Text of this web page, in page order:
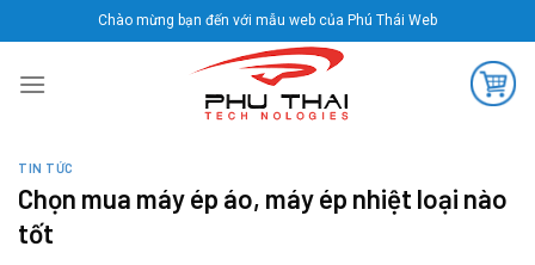
to
content
Chào mừng bạn đến với mẫu web của Phú Thái Web
TIN TỨC
Chọn mua máy ép áo, máy ép nhiệt loại nào
tốt